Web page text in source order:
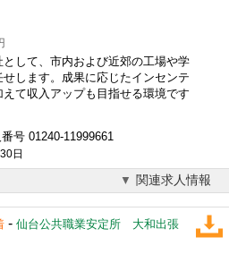
して、市内および近郊の工場や学
します。成果に応じたインセンテ
て収入アップも目指せる環境です
号 01240-11999661
日
関連求人情報
- 仙台公共職業安定所 大和出張